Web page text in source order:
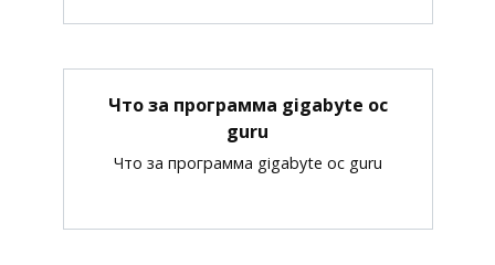
Что за программа gigabyte oc
guru
Что за программа gigabyte oc guru